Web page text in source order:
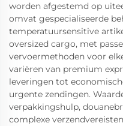
worden afgestemd op
omvat gespecialiseerde
temperatuursensitive
oversized cargo, met
vervoermethoden voor
variëren van premium
leveringen tot
urgente zendingen.
verpakkingshulp,
complexe